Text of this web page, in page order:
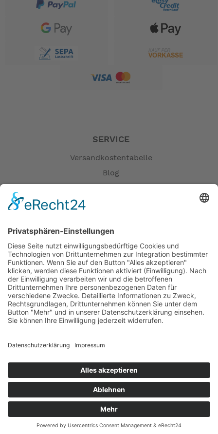
SERVICE
Versandkostentabelle
Blog
Öffnungszeiten
Versandpartner
Verfügbarkeiten
Zahlung und Versand
Datenschutz
Fernabsatz
Widerrufsrecht MS
Kontakt
Garantiefall
Batterieverordnung
Ergänzende Allgemeine Geschäftsbedingungen zum
easyCredit-Ratenkauf